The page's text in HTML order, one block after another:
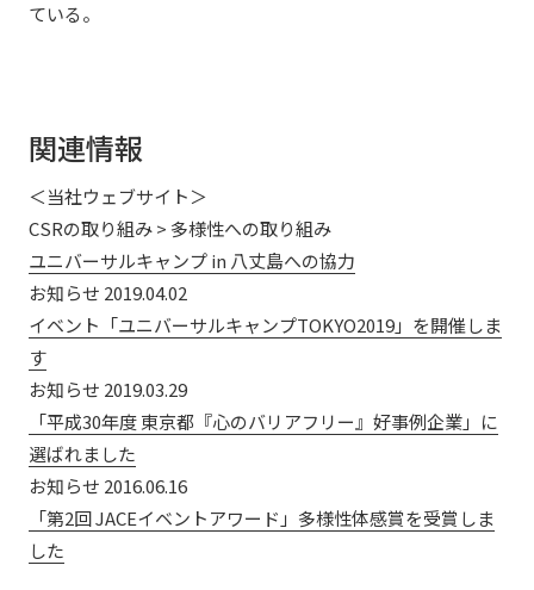
ている。
関連情報
＜当社ウェブサイト＞
CSRの取り組み > 多様性への取り組み
ユニバーサルキャンプ in 八丈島への協力
お知らせ 2019.04.02
イベント「ユニバーサルキャンプTOKYO2019」を開催しま
す
お知らせ 2019.03.29
「平成30年度 東京都『心のバリアフリー』好事例企業」に
選ばれました
お知らせ 2016.06.16
「第2回 JACEイベントアワード」多様性体感賞を受賞しま
した